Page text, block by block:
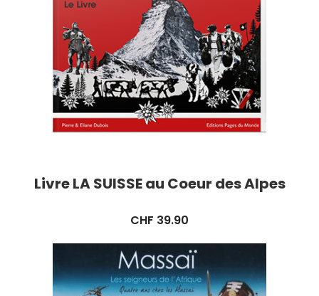
Livre LA SUISSE au Coeur des Alpes
CHF 39.90